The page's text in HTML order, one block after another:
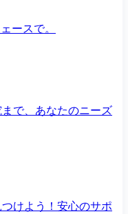
ースで。
で、あなたのニーズ
けよう！安心のサポ